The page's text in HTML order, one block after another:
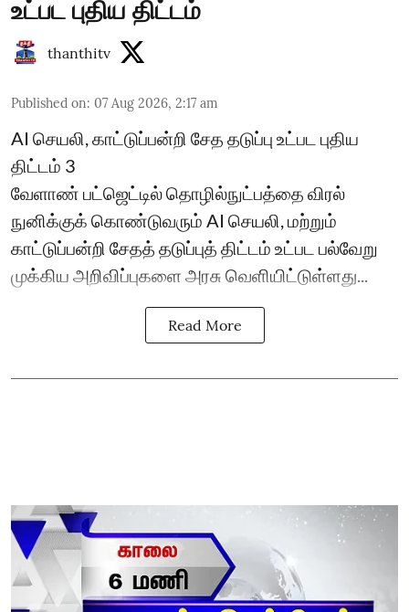
உட்பட புதிய திட்டம்
thanthitv
Published on: 07 Aug 2026, 2:17 am
AI செயலி, காட்டுப்பன்றி சேத தடுப்பு உட்பட புதிய
திட்டம் 3
வேளாண் பட்ஜெட்டில் தொழில்நுட்பத்தை விரல்
நுனிக்குக் கொண்டுவரும் AI செயலி, மற்றும்
காட்டுப்பன்றி சேதத் தடுப்புத் திட்டம் உட்பட பல்வேறு
முக்கிய அறிவிப்புகளை அரசு வெளியிட்டுள்ளது...
Read More